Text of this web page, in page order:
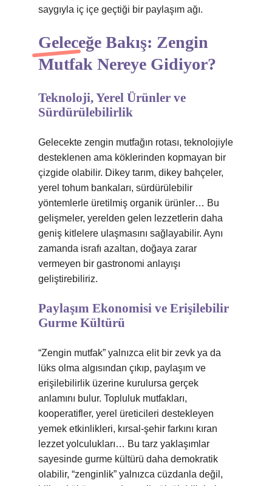
saygıyla iç içe geçtiği bir paylaşım ağı.
Geleceğe Bakış: Zengin
Mutfak Nereye Gidiyor?
Teknoloji, Yerel Ürünler ve
Sürdürülebilirlik
Gelecekte zengin mutfağın rotası, teknolojiyle
desteklenen ama köklerinden kopmayan bir
çizgide olabilir. Dikey tarım, dikey bahçeler,
yerel tohum bankaları, sürdürülebilir
yöntemlerle üretilmiş organik ürünler… Bu
gelişmeler, yerelden gelen lezzetlerin daha
geniş kitlelere ulaşmasını sağlayabilir. Aynı
zamanda israfı azaltan, doğaya zarar
vermeyen bir gastronomi anlayışı
geliştirebiliriz.
Paylaşım Ekonomisi ve Erişilebilir
Gurme Kültürü
“Zengin mutfak” yalnızca elit bir zevk ya da
lüks olma algısından çıkıp, paylaşım ve
erişilebilirlik üzerine kurulursa gerçek
anlamını bulur. Topluluk mutfakları,
kooperatifler, yerel üreticileri destekleyen
yemek etkinlikleri, kırsal‑şehir farkını kıran
lezzet yolculukları… Bu tarz yaklaşımlar
sayesinde gurme kültürü daha demokratik
olabilir, “zenginlik” yalnızca cüzdanla değil,